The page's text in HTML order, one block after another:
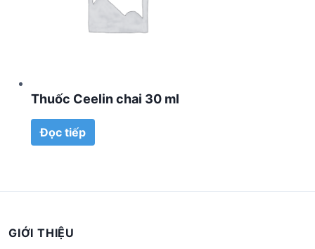
Thuốc Ceelin chai 30 ml
Đọc tiếp
GIỚI THIỆU